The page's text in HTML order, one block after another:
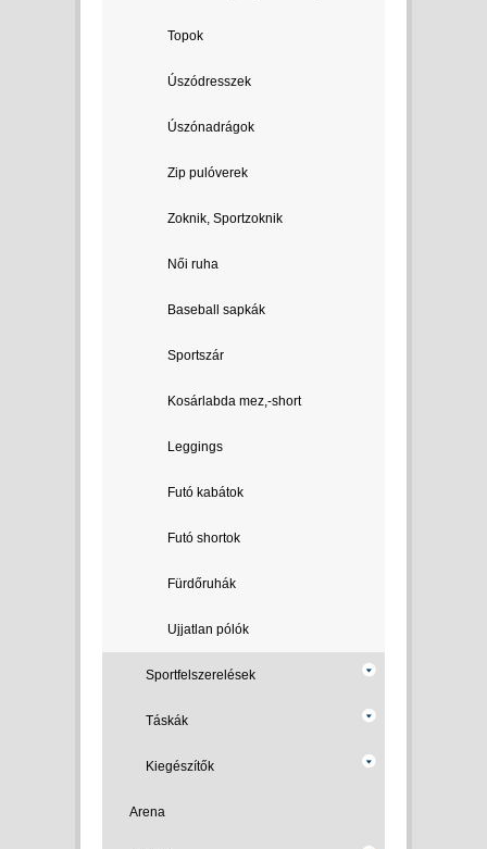
Topok
Úszódresszek
Úszónadrágok
Zip pulóverek
Zoknik, Sportzoknik
Női ruha
Baseball sapkák
Sportszár
Kosárlabda mez,-short
Leggings
Futó kabátok
Futó shortok
Fürdőruhák
Ujjatlan pólók
Sportfelszerelések
Táskák
Kiegészítők
Arena